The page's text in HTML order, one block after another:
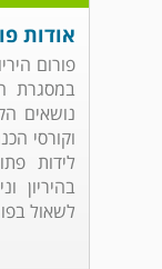
אודות
פורום
במסגרת
נושאים
וקורסי
לידות
בהיריון
לשאול